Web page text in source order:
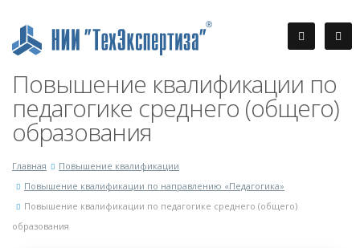
Повышение квалификации по
педагогике среднего (общего)
образования
Главная
Повышение квалификации
Повышение квалификации по направлению «Педагогика»
Повышение квалификации по педагогике среднего (общего)
образования